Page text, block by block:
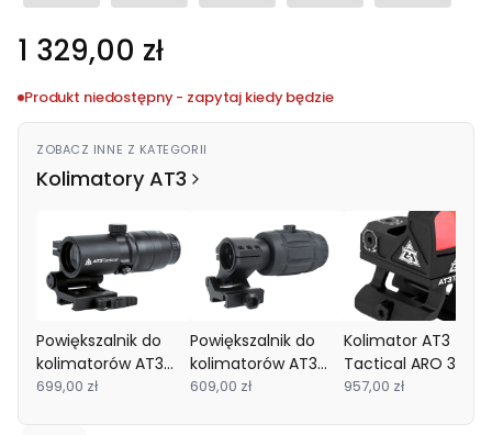
Cena
1 329,00 zł
Produkt niedostępny - zapytaj kiedy będzie
ZOBACZ INNE Z KATEGORII
Kolimatory AT3
Powiększalnik do
kolimatorów AT3
Tactical 4xRDM 4x
699,00 zł
Powiększalnik do
kolimatorów AT3
Tactical RRDM 3x
609,00 zł
Kolimator AT3
Tactical ARO 3
montaż .83"
957,00 zł